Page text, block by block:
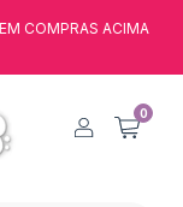
COMPRAS ACIMA
0